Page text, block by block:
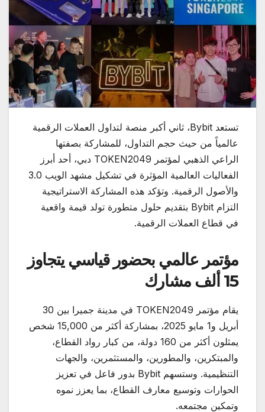
تستعد Bybit، ثاني أكبر منصة لتداول العملات الرقمية
عالمياً من حيث حجم التداول، للمشاركة بصفتها
الراعي الذهبي لمؤتمر TOKEN2049 دبي، أحد أبرز
الفعاليات العالمية المؤثرة في تشكيل مشهد الويب 3.0
والأصول الرقمية. وتؤكد هذه المشاركة الاستراتيجية
التزام Bybit بتقديم حلول متطورة تولد قيمة واقعية
في قطاع العملات الرقمية.
مؤتمر عالمي بحضور قياسي يتجاوز
15 ألف مشارك
يقام مؤتمر TOKEN2049 في مدينة جميرا بين 30
أبريل و1 مايو 2025، بمشاركة أكثر من 15,000 شخص
يمثلون أكثر من 160 دولة، من كبار رواد القطاع،
والمبتكرين، والمطورين، والمستثمرين، والجهات
التنظيمية. وستسهم Bybit بدور فاعل في تعزيز
الحوارات وتوسيع معارف القطاع، بما يعزز نموه
وتمكين مجتمعه.